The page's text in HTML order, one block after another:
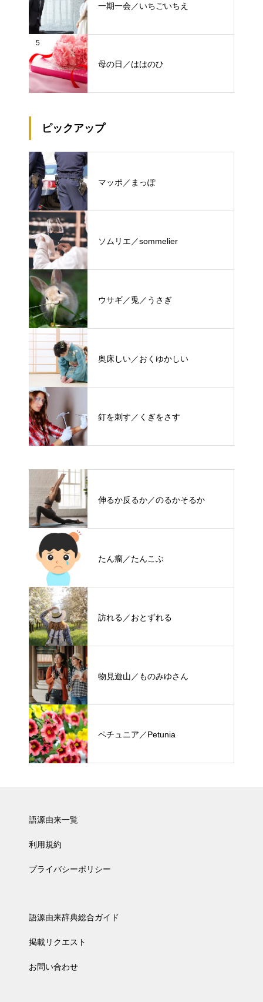
一期一会／いちごいちえ
5
母の日／ははのひ
ピックアップ
マッポ／まっぽ
ソムリエ／sommelier
ウサギ／兎／うさぎ
奥床しい／おくゆかしい
釘を刺す／くぎをさす
伸るか反るか／のるかそるか
たん瘤／たんこぶ
訪れる／おとずれる
物見遊山／ものみゆさん
ペチュニア／Petunia
語源由来一覧
利用規約
プライバシーポリシー
語源由来辞典総合ガイド
掲載リクエスト
お問い合わせ